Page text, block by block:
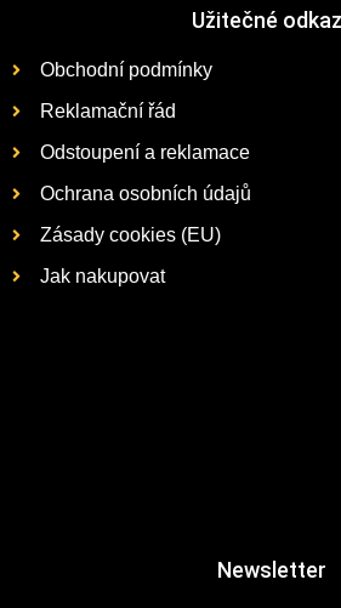
Užitečné
Obchodní podmínky
Reklamační řád
Odstoupení a reklamace
Ochrana osobních údajů
Zásady cookies (EU)
Jak nakupovat
Newsletter